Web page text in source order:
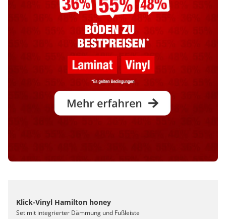
Klick-Vinyl Hamilton honey
Set mit integrierter Dämmung und Fußleiste